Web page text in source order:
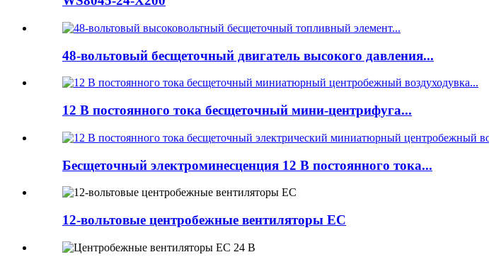
48-вольтовый бесщеточный двигатель высокого давления...
12 В постоянного тока бесщеточный мини-центрифуга...
Бесщеточный электроминесценция 12 В постоянного тока...
12-вольтовые центробежные вентиляторы EC